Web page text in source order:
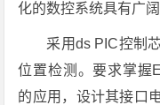
化的数控系统具有广
采用ds PIC控制
位置检测。要求掌握
的应用，设计其接口